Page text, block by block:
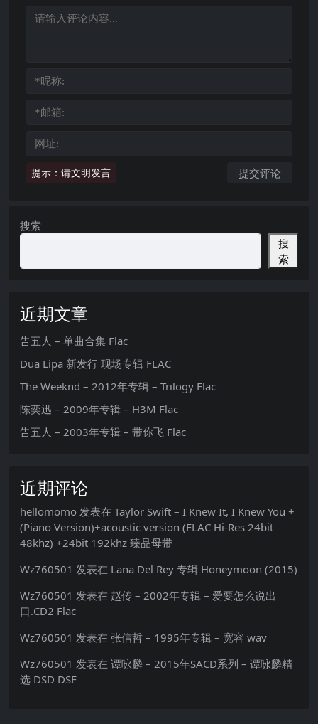
提示：请文明发言
搜索
搜
索
近期文章
告五人 – 单曲合集 Flac
Dua Lipa 新发行 现场专辑 FLAC
The Weeknd – 2012年专辑 – Trilogy Flac
陈奕迅 – 2009年专辑 – H3M Flac
告五人 – 2003年专辑 – 带你飞 Flac
近期评论
hellomomo 发表在 Taylor Swift – I Knew It, I Knew You +
(Piano Version)+acoustic version (FLAC Hi-Res 24bit
48khz) +24bit 192khz 臻品母带
Wz760501 发表在 Lana Del Rey 专辑 Honeymoon (2015)
Wz760501 发表在 赵传 – 2002年专辑 – 爱要怎么说出
口.CD2 Flac
Wz760501 发表在 张信哲 – 1995年专辑 – 宽容 wav
Wz760501 发表在 谭咏麟 – 2015年SACD系列 – 谭咏麟精
选 DSD DSF